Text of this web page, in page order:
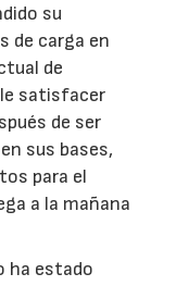
su
de carga en
de
satisfacer
de ser
sus bases,
para el
a la mañana
ha estado